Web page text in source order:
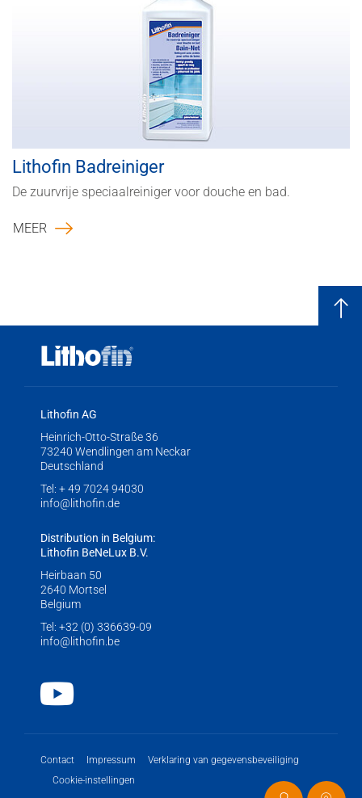
Lithofin Badreiniger
De zuurvrije speciaalreiniger voor douche en bad.
MEER
Lithofin AG
Heinrich-Otto-Straße 36
73240 Wendlingen am Neckar
Deutschland
Tel: + 49 7024 94030
info@lithofin.de
Distribution in Belgium:
Lithofin BeNeLux B.V.
Heirbaan 50
2640 Mortsel
Belgium
Tel: +32 (0) 336639-09
info@lithofin.be
Youtube
Contact Impressum
Verklaring van gegevensbeveiliging
Cookie-instellingen